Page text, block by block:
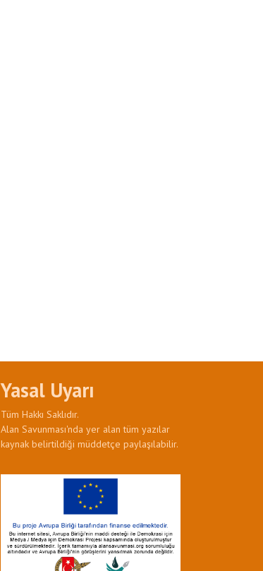
Yasal Uyarı
Tüm Hakkı Saklıdır.
Alan Savunması'nda yer alan tüm yazılar
kaynak belirtildiği müddetçe paylaşılabilir.